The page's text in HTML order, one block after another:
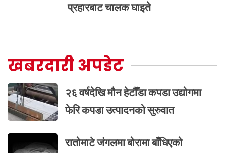
प्रहारबाट चालक घाइते
खबरदारी अपडेट
२६ वर्षदेखि मौन हेटौँडा कपडा उद्योगमा
फेरि कपडा उत्पादनको सुरुवात
रातोमाटे जंगलमा बोरामा बाँधिएको